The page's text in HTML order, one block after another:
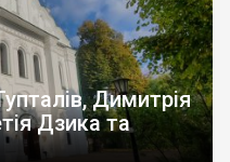
Димитрія
Дзика та